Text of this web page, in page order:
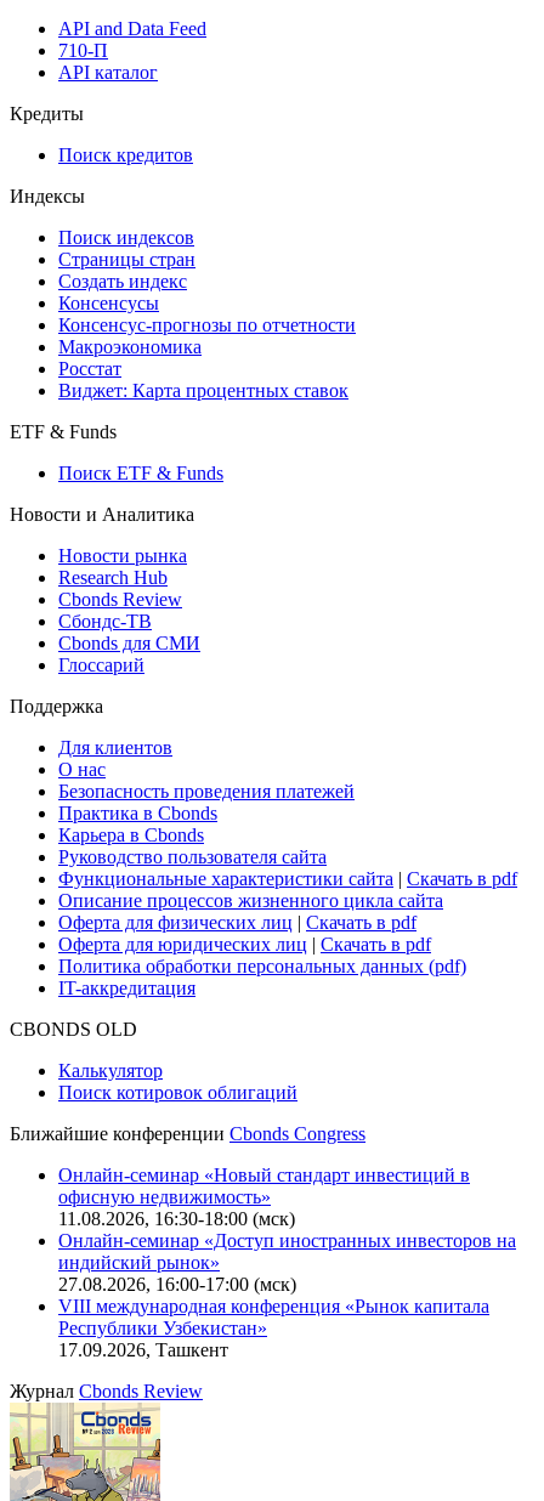
API and Data Feed
710-П
API каталог
Кредиты
Поиск кредитов
Индексы
Поиск индексов
Страницы стран
Создать индекс
Консенсусы
Консенсус-прогнозы по отчетности
Макроэкономика
Росстат
Виджет: Карта процентных ставок
ETF & Funds
Поиск ETF & Funds
Новости и Аналитика
Новости рынка
Research Hub
Cbonds Review
Сбондс-ТВ
Cbonds для СМИ
Глоссарий
Поддержка
Для клиентов
О нас
Безопасность проведения платежей
Практика в Cbonds
Карьера в Cbonds
Руководство пользователя сайта
Функциональные характеристики сайта | Скачать в pdf
Описание процессов жизненного цикла сайта
Оферта для физических лиц | Скачать в pdf
Оферта для юридических лиц | Скачать в pdf
Политика обработки персональных данных (pdf)
IT-аккредитация
CBONDS OLD
Калькулятор
Поиск котировок облигаций
Ближайшие конференции Cbonds Congress
Онлайн-семинар «Новый стандарт инвестиций в
офисную недвижимость»
11.08.2026, 16:30-18:00 (мск)
Онлайн-семинар «Доступ иностранных инвесторов на
индийский рынок»
27.08.2026, 16:00-17:00 (мск)
VIII международная конференция «Рынок капитала
Республики Узбекистан»
17.09.2026, Ташкент
Журнал Cbonds Review